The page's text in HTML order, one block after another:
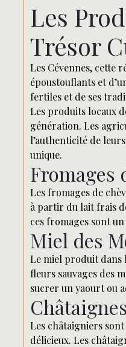
Les
Trésor
Les Cévennes, cette
époustouflants et
fertiles et de ses
Les produits locaux
génération. Les
l’authenticité de
unique.
Fromages
Les fromages de
à partir du lait frais
ces fromages sont
Miel des
Le miel produit dans
fleurs sauvages des
sucrer un yaourt ou
Les châtaigniers
délicieux. Les